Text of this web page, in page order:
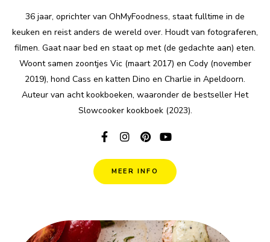
36 jaar, oprichter van OhMyFoodness, staat fulltime in de
keuken en reist anders de wereld over. Houdt van fotograferen,
filmen. Gaat naar bed en staat op met (de gedachte aan) eten.
Woont samen zoontjes Vic (maart 2017) en Cody (november
2019), hond Cass en katten Dino en Charlie in Apeldoorn.
Auteur van acht kookboeken, waaronder de bestseller Het
Slowcooker kookboek (2023).
MEER INFO